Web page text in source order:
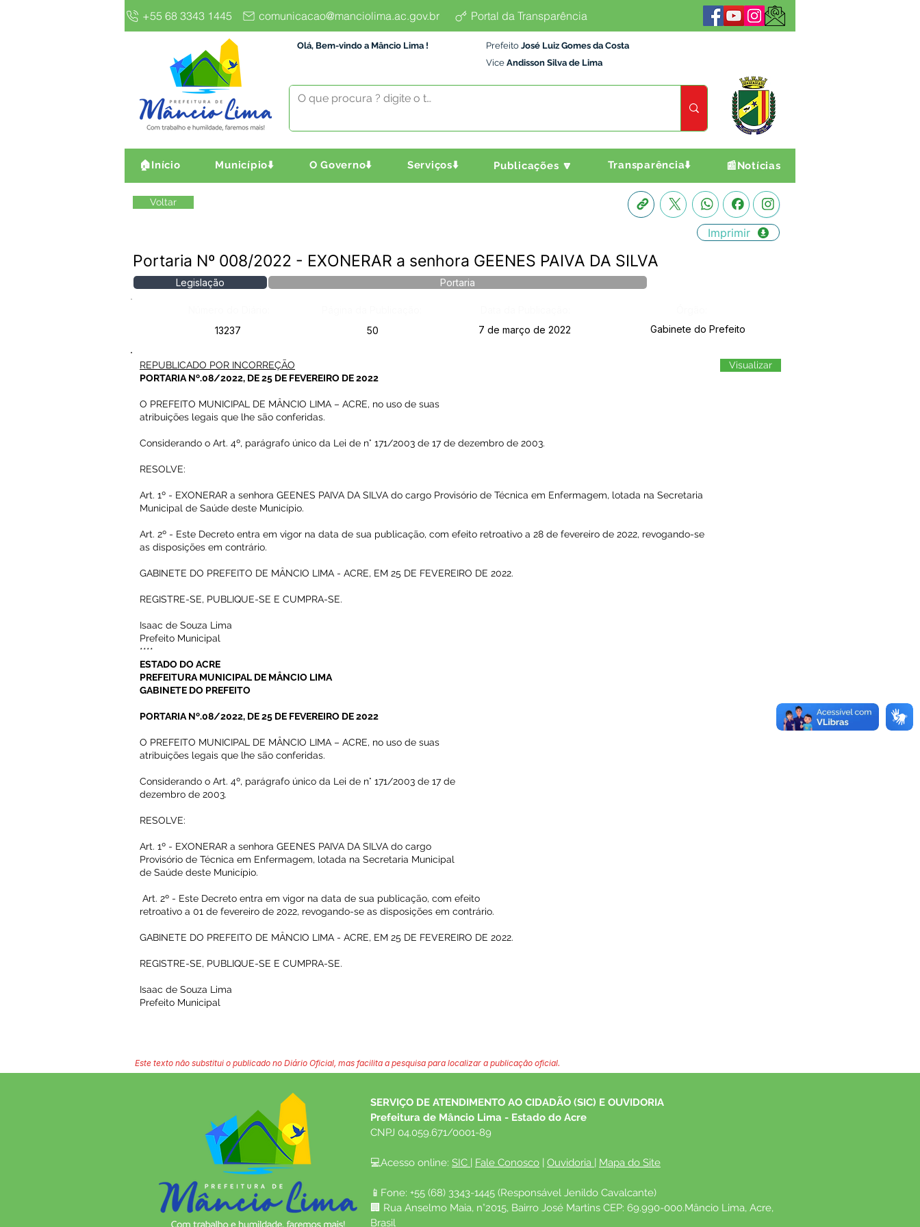
+55 68 3343 1445 comunicacao@manciolima.ac.gov.br Portal da Transparência
Olá, Bem-vindo a Mâncio Lima ! Prefeito José Luiz Gomes da Costa
Vice Andisson Silva de Lima
🏠Início Município⬇️ O Governo⬇️ Serviços⬇️ Publicações 🔽 Transparência⬇️ 📰Notícias
Voltar
Imprimir
Portaria Nº 008/2022 - EXONERAR a senhora GEENES PAIVA DA SILVA
Legislação Portaria
13237
50 7 de março de 2022 Gabinete do Prefeito
REPUBLICADO POR INCORREÇÃO
PORTARIA Nº.08/2022, DE 25 DE FEVEREIRO DE 2022
O PREFEITO MUNICIPAL DE MÂNCIO LIMA – ACRE, no uso de suas
atribuições legais que lhe são conferidas.
Considerando o Art. 4º, parágrafo único da Lei de n° 171/2003 de 17 de dezembro de 2003.
RESOLVE:
Art. 1º - EXONERAR a senhora GEENES PAIVA DA SILVA do cargo Provisório de Técnica em Enfermagem, lotada na Secretaria
Municipal de Saúde deste Município.
Art. 2º - Este Decreto entra em vigor na data de sua publicação, com efeito retroativo a 28 de fevereiro de 2022, revogando-se
as disposições em contrário.
GABINETE DO PREFEITO DE MÂNCIO LIMA - ACRE, EM 25 DE FEVEREIRO DE 2022.
REGISTRE-SE, PUBLIQUE-SE E CUMPRA-SE.
Isaac de Souza Lima
Prefeito Municipal
****
ESTADO DO ACRE
PREFEITURA MUNICIPAL DE MÂNCIO LIMA
GABINETE DO PREFEITO
PORTARIA Nº.08/2022, DE 25 DE FEVEREIRO DE 2022
O PREFEITO MUNICIPAL DE MÂNCIO LIMA – ACRE, no uso de suas
atribuições legais que lhe são conferidas.
Considerando o Art. 4º, parágrafo único da Lei de n° 171/2003 de 17 de
dezembro de 2003.
RESOLVE:
Art. 1º - EXONERAR a senhora GEENES PAIVA DA SILVA do cargo
Provisório de Técnica em Enfermagem, lotada na Secretaria Municipal
de Saúde deste Município.
Art. 2º - Este Decreto entra em vigor na data de sua publicação, com efeito
retroativo a 01 de fevereiro de 2022, revogando-se as disposições em contrário.
GABINETE DO PREFEITO DE MÂNCIO LIMA - ACRE, EM 25 DE FEVEREIRO DE 2022.
REGISTRE-SE, PUBLIQUE-SE E CUMPRA-SE.
Isaac de Souza Lima
Prefeito Municipal
Visualizar
Este texto não substitui o publicado no Diário Oficial, mas facilita a pesquisa para localizar a publicação oficial.
SERVIÇO DE ATENDIMENTO AO CIDADÃO (SIC) E OUVIDORIA
Prefeitura de Mâncio Lima - Estado do Acre
CNPJ 04.059.671/0001-89
💻Acesso online: SIC | Fale Conosco | Ouvidoria | Mapa do Site
📱Fone: +55 (68) 3343-1445 (Responsável Jenildo Cavalcante)
🏢 Rua Anselmo Maia, n°2015, Bairro José Martins CEP: 69.990-000.Mâncio Lima, Acre,
Brasil